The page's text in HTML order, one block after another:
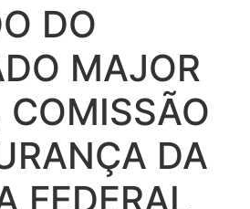
DO
MAJOR
COMISSÃO
DA
FEDERAL